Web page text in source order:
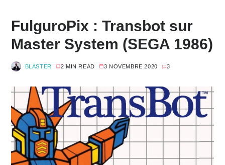
FulguroPix : Transbot sur
Master System (SEGA 1986)
BLASTER 2 MIN READ 3 NOVEMBRE 2020 3